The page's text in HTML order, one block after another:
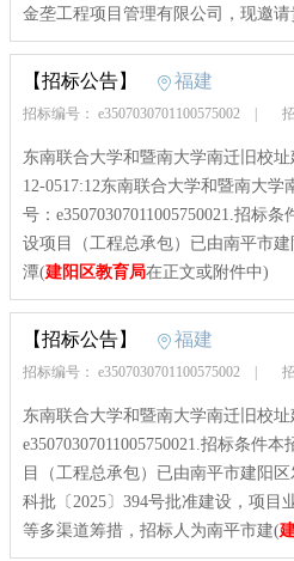
金垄工程项目管理有限公司，现邀
【招标公告】 福建
招标编号： e3507030701100575002 招
东南联合大学和暨南大学南迁旧校
12-0517:12东南联合大学和暨南大
号：e35070307011005750021.招标
设项目（工程总承包）已由南平市
潭(建阳区教育局在正文或附件中)
【招标公告】 福建
招标编号： e3507030701100575002 招
东南联合大学和暨南大学南迁旧校
e35070307011005750021.招标条件
目（工程总承包）已由南平市建阳
科批〔2025〕394号批准建设，项
等多渠道筹措，招标人为南平市建(